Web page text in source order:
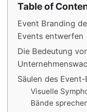
Table of
Event Branding
Events entwerfen
Die Bedeutung
Säulen des
Visuelle
Bände